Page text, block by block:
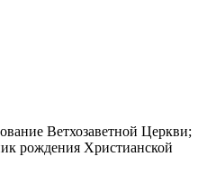
Ветхозаветной Церкви;
рождения Христианской